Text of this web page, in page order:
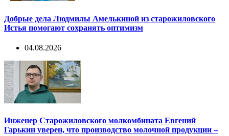
Добрые дела Людмилы Амелькиной из старожиловского
Истья помогают сохранять оптимизм
04.08.2026
Инженер Старожиловского молкомбината Евгений
Гарькин уверен, что производство молочной продукции –